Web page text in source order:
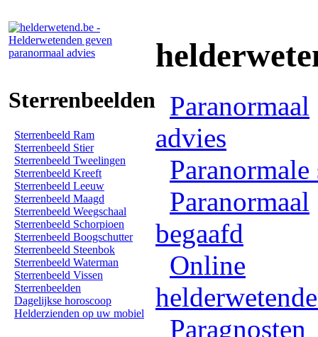
Sterrenbeelden
Sterrenbeeld Ram
Sterrenbeeld Stier
Sterrenbeeld Tweelingen
Sterrenbeeld Kreeft
Sterrenbeeld Leeuw
Sterrenbeeld Maagd
Sterrenbeeld Weegschaal
Sterrenbeeld Schorpioen
Sterrenbeeld Boogschutter
Sterrenbeeld Steenbok
Sterrenbeeld Waterman
Sterrenbeeld Vissen
Sterrenbeelden
Dagelijkse horoscoop
Helderzienden op uw mobiel
Paranormaal
advies
Paranormale
Paranormaal
begaafd
Online
Paragnosten